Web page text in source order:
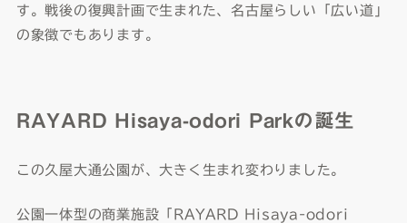
す。戦後の復興計画で生まれた、名古屋らしい「広い道」
の象徴でもあります。
RAYARD Hisaya-odori Parkの誕生
この久屋大通公園が、大きく生まれ変わりました。
公園一体型の商業施設「RAYARD Hisaya-odori